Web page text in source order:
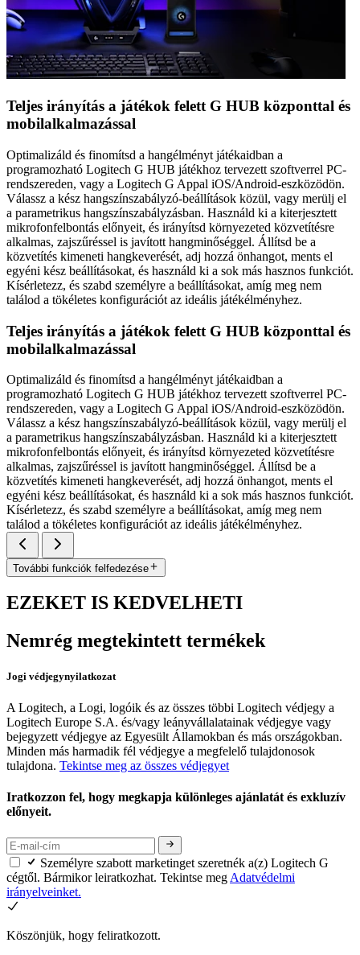
Teljes irányítás a játékok felett G HUB központtal és
mobilalkalmazással
Optimalizáld és finomítsd a hangélményt játékaidban a
programozható Logitech G HUB játékhoz tervezett szoftverrel PC-
rendszereden, vagy a Logitech G Appal iOS/Android-eszközödön.
Válassz a kész hangszínszabályzó-beállítások közül, vagy merülj el
a parametrikus hangszínszabályzásban. Használd ki a kiterjesztett
mikrofonfelbontás előnyeit, és irányítsd környezeted közvetítésre
alkalmas, zajszűréssel is javított hangminőséggel. Állítsd be a
közvetítés kimeneti hangkeverését, adj hozzá önhangot, ments el
egyéni kész beállításokat, és használd ki a sok más hasznos funkciót.
Kísérletezz, és szabd személyre a beállításokat, amíg meg nem
találod a tökéletes konfigurációt az ideális játékélményhez.
Teljes irányítás a játékok felett G HUB központtal és
mobilalkalmazással
Optimalizáld és finomítsd a hangélményt játékaidban a
programozható Logitech G HUB játékhoz tervezett szoftverrel PC-
rendszereden, vagy a Logitech G Appal iOS/Android-eszközödön.
Válassz a kész hangszínszabályzó-beállítások közül, vagy merülj el
a parametrikus hangszínszabályzásban. Használd ki a kiterjesztett
mikrofonfelbontás előnyeit, és irányítsd környezeted közvetítésre
alkalmas, zajszűréssel is javított hangminőséggel. Állítsd be a
közvetítés kimeneti hangkeverését, adj hozzá önhangot, ments el
egyéni kész beállításokat, és használd ki a sok más hasznos funkciót.
Kísérletezz, és szabd személyre a beállításokat, amíg meg nem
találod a tökéletes konfigurációt az ideális játékélményhez.
További funkciók felfedezése
EZEKET IS KEDVELHETI
Nemrég megtekintett termékek
Jogi védjegynyilatkozat
A Logitech, a Logi, logóik és az összes többi Logitech védjegy a
Logitech Europe S.A. és/vagy leányvállalatainak védjegye vagy
bejegyzett védjegye az Egyesült Államokban és más országokban.
Minden más harmadik fél védjegye a megfelelő tulajdonosok
tulajdona. Tekintse meg az összes védjegyet
Iratkozzon fel, hogy megkapja különleges ajánlatát és exkluzív
előnyeit.
Személyre szabott marketinget szeretnék a(z) Logitech G
cégtől. Bármikor leiratkozhat. Tekintse meg Adatvédelmi
irányelveinket.
Köszönjük, hogy feliratkozott.